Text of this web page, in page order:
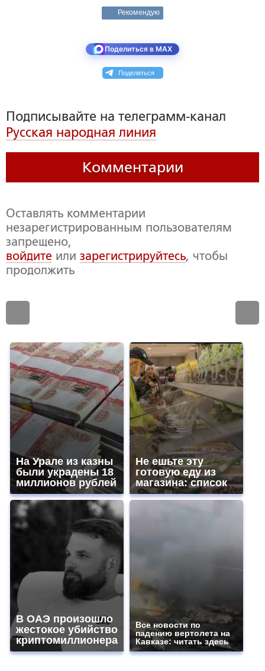
Рекомендую
Поделиться в MAX
Поделиться
Подписывайте на телеграмм-канал
Русская народная линия
Комментарии
Оставлять комментарии
незарегистрированным пользователям
запрещено,
войдите или зарегистрируйтесь, чтобы
продолжить
На Урале из казны
были украдены 18
миллионов рублей
Не ешьте эту
готовую еду из
магазина: список
В ОАЭ произошло
жестокое убийство
криптомиллионера
Все новости по
падению вертолета на
Кавказе: читать здесь